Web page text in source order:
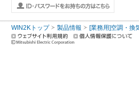
WIN2Kトップ 製品情報 [業務用]空調・換